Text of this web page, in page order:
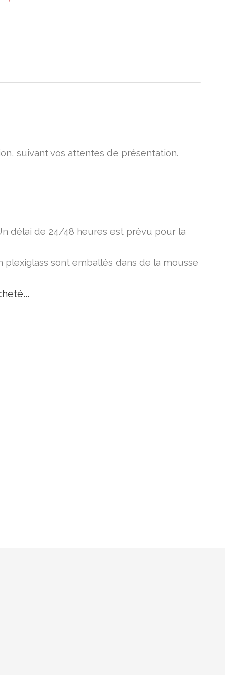
suivant vos attentes de présentation.
délai de 24/48 heures est prévu pour la
sont emballés dans de la mousse